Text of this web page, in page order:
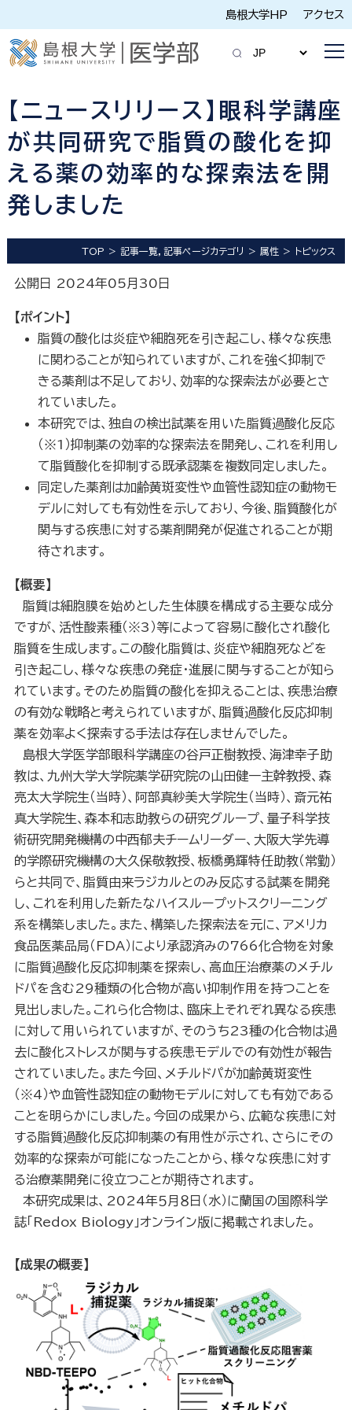
島根大学HP アクセス
【ニュースリリース】眼科学講座
が共同研究で脂質の酸化を抑
える薬の効率的な探索法を開
発しました
TOP 記事一覧，記事ページカテゴリ 属性 トピックス
公開日 2024年05月30日
【ポイント】
脂質の酸化は炎症や細胞死を引き起こし、様々な疾患
に関わることが知られていますが、これを強く抑制で
きる薬剤は不足しており、効率的な探索法が必要とさ
れていました。
本研究では、独自の検出試薬を用いた脂質過酸化反応
（※1）抑制薬の効率的な探索法を開発し、これを利用し
て脂質酸化を抑制する既承認薬を複数同定しました。
同定した薬剤は加齢黄斑変性や血管性認知症の動物モ
デルに対しても有効性を示しており、今後、脂質酸化が
関与する疾患に対する薬剤開発が促進されることが期
待されます。
【概要】
脂質は細胞膜を始めとした生体膜を構成する主要な成分
ですが、活性酸素種（※3）等によって容易に酸化され酸化
脂質を生成します。この酸化脂質は、炎症や細胞死などを
引き起こし、様々な疾患の発症・進展に関与することが知ら
れています。そのため脂質の酸化を抑えることは、疾患治療
の有効な戦略と考えられていますが、脂質過酸化反応抑制
薬を効率よく探索する手法は存在しませんでした。
島根大学医学部眼科学講座の谷戸正樹教授、海津幸子助
教は、九州大学大学院薬学研究院の山田健一主幹教授、森
亮太大学院生（当時）、阿部真紗美大学院生（当時）、斎元祐
真大学院生、森本和志助教らの研究グループ、量子科学技
術研究開発機構の中西郁夫チームリーダー、大阪大学先導
的学際研究機構の大久保敬教授、板橋勇輝特任助教（常勤）
らと共同で、脂質由来ラジカルとのみ反応する試薬を開発
し、これを利用した新たなハイスループットスクリーニング
系を構築しました。また、構築した探索法を元に、アメリカ
食品医薬品局（FDA）により承認済みの766化合物を対象
に脂質過酸化反応抑制薬を探索し、高血圧治療薬のメチル
ドパを含む29種類の化合物が高い抑制作用を持つことを
見出しました。これら化合物は、臨床上それぞれ異なる疾患
に対して用いられていますが、そのうち23種の化合物は過
去に酸化ストレスが関与する疾患モデルでの有効性が報告
されていました。また今回、メチルドパが加齢黄斑変性
（※4）や血管性認知症の動物モデルに対しても有効である
ことを明らかにしました。今回の成果から、広範な疾患に対
する脂質過酸化反応抑制薬の有用性が示され、さらにその
効率的な探索が可能になったことから、様々な疾患に対す
る治療薬開発に役立つことが期待されます。
本研究成果は、2024年５月８日（水）に蘭国の国際科学
誌「Redox Biology」オンライン版に掲載されました。
【成果の概要】